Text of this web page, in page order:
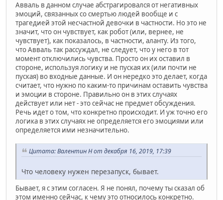
Авваль в данном случае абстрагировался от негативных
эмоций, связанных со смертью людей вообще и с
трагедией этой несчастной девочки в частности. Но это не
значит, что он чувствует, как робот (или, вернее, не
чувствует), как показалось, в частности, аланту. Из того,
что Авваль так рассуждал, не следует, что у него в тот
момент отключились чувства. Просто он их оставил в
стороне, используя логику и не пуская их (или почти не
пуская) во входные данные. И он нередко это делает, когда
считает, что нужно по каким-то причинам оставить чувства
и эмоции в стороне. Правильно он в этих случаях
действует или нет - это сейчас не предмет обсуждения.
Речь идет о том, что конкретно происходит. И уж точно его
логика в этих случаях не определяется его эмоциями или
определяется ими незначительно.
Цитата: Валентин Н от декабря 16, 2019, 17:39
Что человеку нужен перезапуск, бывает.
Бывает, я с этим согласен. Я не понял, почему ты сказал об
этом именно сейчас, к чему это относилось конкретно.